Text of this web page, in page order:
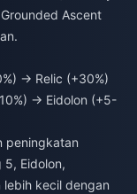
Ascent
→ Relic (+30%)
→ Eidolon (+5-
peningkatan
Eidolon,
kecil dengan